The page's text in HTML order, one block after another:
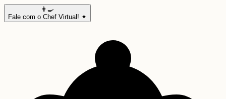
👨‍🍳
Fale com o Chef Virtual! ✦